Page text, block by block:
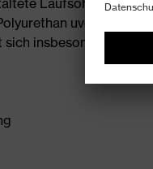
Laufsohle setzt
uvex i-
insbesondere für